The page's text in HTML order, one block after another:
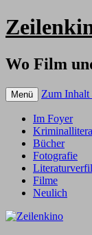
Wo Film
Menü Zum Inhalt
Im Foyer
Bücher
Fotografie
Filme
Neulich